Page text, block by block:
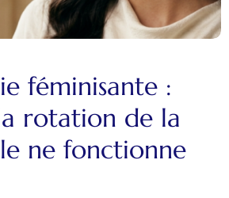
féminisante :
rotation de la
ne fonctionne